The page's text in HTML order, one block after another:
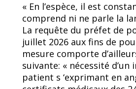
« En l’espèce, il est
comprend ni ne parle la
La requête du préfet de
juillet 2026 aux fins de
mesure comporte
suivante: « nécessité
patient s ‘exprimant en